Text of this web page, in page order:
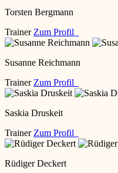
Torsten Bergmann
Trainer Zum Profil
Susanne Reichmann
Trainer Zum Profil
Saskia Druskeit
Trainer Zum Profil
Rüdiger Deckert